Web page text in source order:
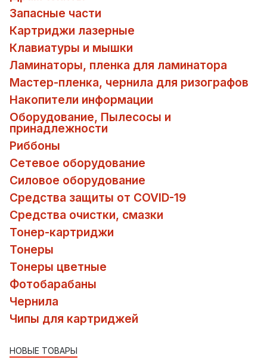
Запасные части
Картриджи лазерные
Клавиатуры и мышки
Ламинаторы, пленка для ламинатора
Мастер-пленка, чернила для ризографов
Накопители информации
Оборудование, Пылесосы и
принадлежности
Риббоны
Сетевое оборудование
Силовое оборудование
Средства защиты от COVID-19
Средства очистки, смазки
Тонер-картриджи
Тонеры
Тонеры цветные
Фотобарабаны
Чернила
Чипы для картриджей
НОВЫЕ ТОВАРЫ